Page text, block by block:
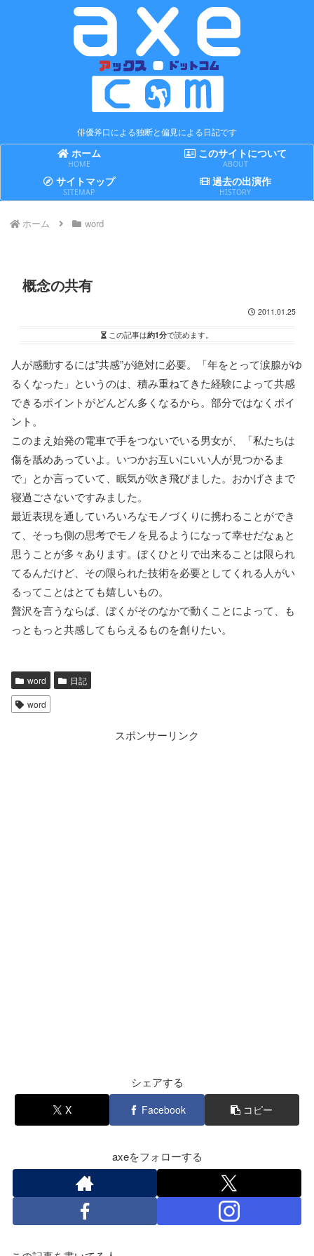
俳優斧口による独断と偏見による日記です
ホーム
HOME
このサイトについて
ABOUT
サイトマップ
SITEMAP
過去の出演作
HISTORY
ホーム word
概念の共有
2011.01.25
この記事は約1分で読めます。
人が感動するには”共感”が絶対に必要。「年をとって涙腺がゆ
るくなった」というのは、積み重ねてきた経験によって共感
できるポイントがどんどん多くなるから。部分ではなくポイ
ント。
このまえ始発の電車で手をつないでいる男女が、「私たちは
傷を舐めあっていよ。いつかお互いにいい人が見つかるま
で」とか言っていて、眠気が吹き飛びました。おかげさまで
寝過ごさないですみました。
最近表現を通していろいろなモノづくりに携わることができ
て、そっち側の思考でモノを見るようになって幸せだなぁと
思うことが多々あります。ぼくひとりで出来ることは限られ
てるんだけど、その限られた技術を必要としてくれる人がい
るってことはとても嬉しいもの。
贅沢を言うならば、ぼくがそのなかで動くことによって、も
っともっと共感してもらえるものを創りたい。
word 日記
word
スポンサーリンク
シェアする
X Facebook コピー
axeをフォローする